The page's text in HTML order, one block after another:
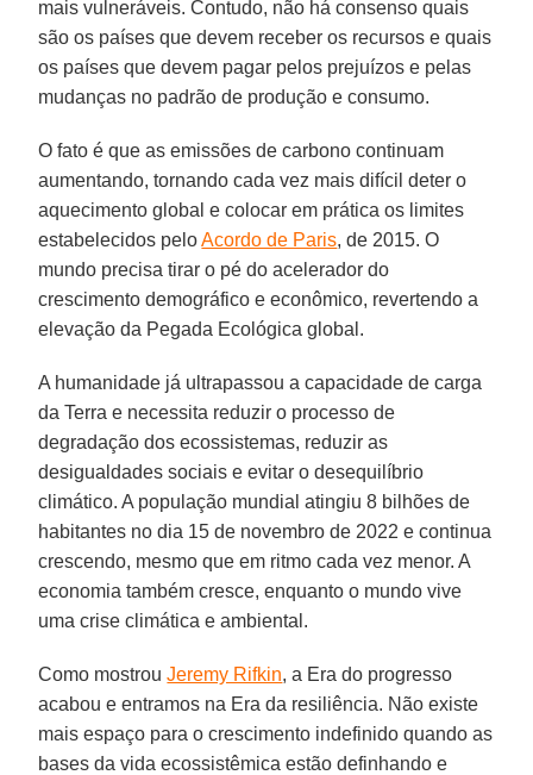
mais vulneráveis. Contudo, não há consenso quais
são os países que devem receber os recursos e quais
os países que devem pagar pelos prejuízos e pelas
mudanças no padrão de produção e consumo.
O fato é que as emissões de carbono continuam
aumentando, tornando cada vez mais difícil deter o
aquecimento global e colocar em prática os limites
estabelecidos peloAcordo de Paris, de 2015. O
mundo precisa tirar o pé do acelerador do
crescimento demográfico e econômico, revertendo a
elevação da Pegada Ecológica global.
A humanidade já ultrapassou a capacidade de carga
da Terra e necessita reduzir o processo de
degradação dos ecossistemas, reduzir as
desigualdades sociais e evitar o desequilíbrio
climático. A população mundial atingiu 8 bilhões de
habitantes no dia 15 de novembro de 2022 e continua
crescendo, mesmo que em ritmo cada vez menor. A
economia também cresce, enquanto o mundo vive
uma crise climática e ambiental.
Como mostrouJeremy Rifkin, a Era do progresso
acabou e entramos na Era da resiliência. Não existe
mais espaço para o crescimento indefinido quando as
bases da vida ecossistêmica estão definhando e